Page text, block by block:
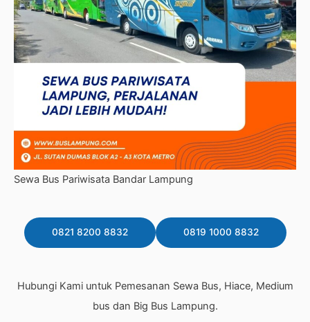
Sewa Bus Pariwisata Bandar Lampung
0821 8200 8832 0819 1000 8832
Hubungi Kami untuk Pemesanan Sewa Bus, Hiace, Medium
bus dan Big Bus Lampung.